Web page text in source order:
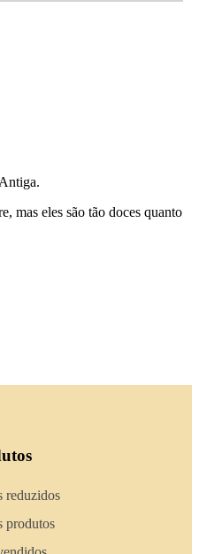
mas eles são tão doces quanto
reduzidos
produtos